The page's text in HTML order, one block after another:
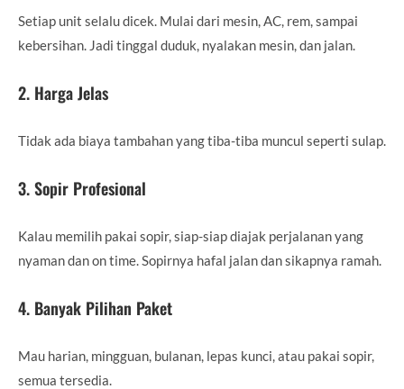
Setiap unit selalu dicek. Mulai dari mesin, AC, rem, sampai
kebersihan. Jadi tinggal duduk, nyalakan mesin, dan jalan.
2. Harga Jelas
Tidak ada biaya tambahan yang tiba-tiba muncul seperti sulap.
3. Sopir Profesional
Kalau memilih pakai sopir, siap-siap diajak perjalanan yang
nyaman dan on time. Sopirnya hafal jalan dan sikapnya ramah.
4. Banyak Pilihan Paket
Mau harian, mingguan, bulanan, lepas kunci, atau pakai sopir,
semua tersedia.